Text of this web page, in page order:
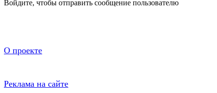
Войдите, чтобы отправить сообщение пользователю
О проекте
Реклама на сайте